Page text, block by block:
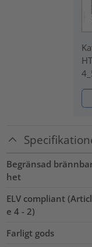
Begränsad
het
ELV compliant (Articl
e 4 - 2)
Farligt gods